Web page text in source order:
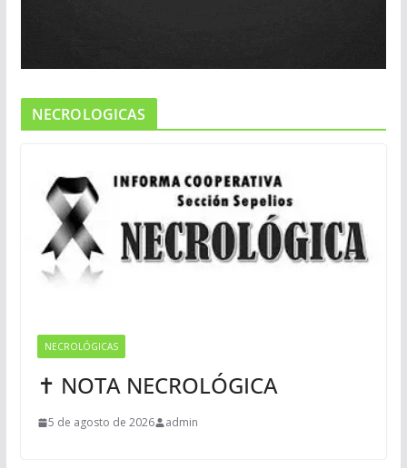
NECROLOGICAS
NECROLÓGICAS
✝ NOTA NECROLÓGICA
5 de agosto de 2026 admin